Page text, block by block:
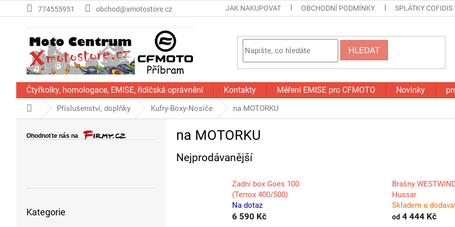
na
774555951 obchod@xmotostore.cz JAK NAKUPOVAT OBCHODNÍ PODMÍNKY SPLÁTKY COFIDIS
HLEDAT
Čtyřkolky, homologace, EMISE, řidičská oprávnění Kontakty Měření EMISE pro CFMOTO Novinky
Domů Příslušenství, doplňky Kufry-Boxy-Nosiče na MOTORKU
kategorie
Kategorie
na MOTORKU
Nejprodávanější
Zadní box Goes 100
(Terrox 400/500)
Na dotaz
6 590 Kč
Brašny
Hussar
Skladem u
od4 444 Kč